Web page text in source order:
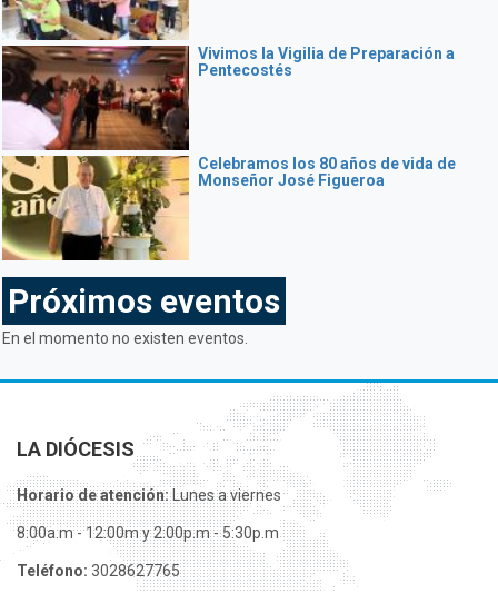
Vivimos la Vigilia de Preparación a
Pentecostés
Celebramos los 80 años de vida de
Monseñor José Figueroa
Próximos eventos
En el momento no existen eventos.
LA DIÓCESIS
Horario de atención:Lunes a viernes
8:00a.m - 12:00m y 2:00p.m - 5:30p.m
Teléfono: 3028627765